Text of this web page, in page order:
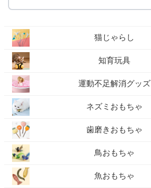
猫じゃらし
知育玩具
運動不足解消グッズ
ネズミおもちゃ
歯磨きおもちゃ
鳥おもちゃ
魚おもちゃ